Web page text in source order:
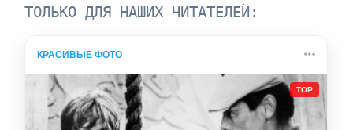
ТОЛЬКО ДЛЯ НАШИХ ЧИТАТЕЛЕЙ:
КРАСИВЫЕ ФОТО
TOP